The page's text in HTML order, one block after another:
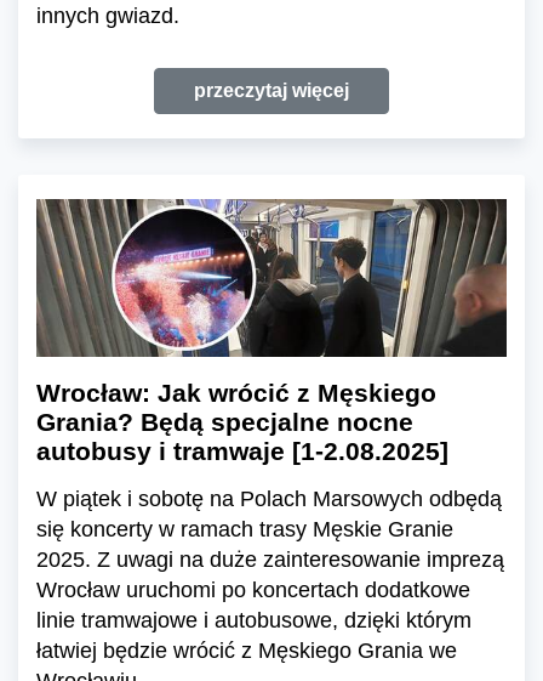
innych gwiazd.
przeczytaj więcej
Wrocław: Jak wrócić z Męskiego
Grania? Będą specjalne nocne
autobusy i tramwaje [1-2.08.2025]
W piątek i sobotę na Polach Marsowych odbędą
się koncerty w ramach trasy Męskie Granie
2025. Z uwagi na duże zainteresowanie imprezą
Wrocław uruchomi po koncertach dodatkowe
linie tramwajowe i autobusowe, dzięki którym
łatwiej będzie wrócić z Męskiego Grania we